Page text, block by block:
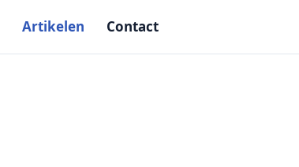
Artikelen Contact